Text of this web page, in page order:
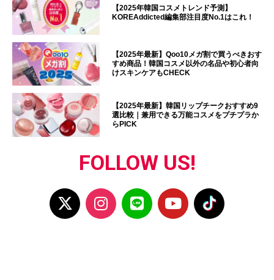
【2025年韓国コスメトレンド予測】
KOREAddicted編集部注目度No.1はこれ！
【2025年最新】Qoo10メガ割で買うべきおす
すめ商品！韓国コスメ以外の名品や初心者向
けスキンケアもCHECK
【2025年最新】韓国リップチークおすすめ9
選比較｜兼用できる万能コスメをプチプラか
らPICK
FOLLOW US!